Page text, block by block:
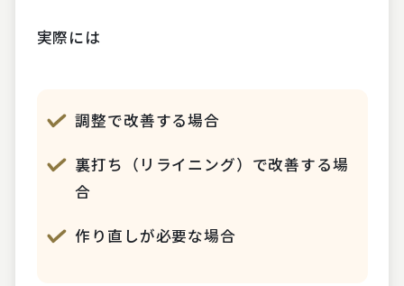
実際には
調整で改善する場合
裏打ち（リライニング）で改善する場
合
作り直しが必要な場合